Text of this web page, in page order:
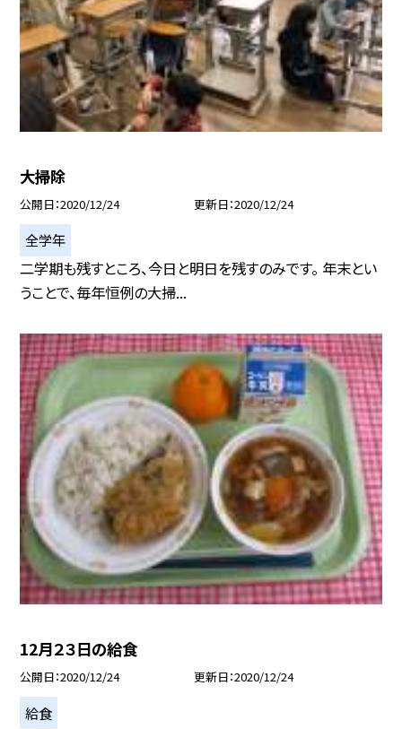
大掃除
公開日 2020/12/24 更新日 2020/12/24
全学年
二学期も残すところ、今日と明日を残すのみです。 年末とい
うことで、毎年恒例の大掃...
12月２３日の給食
公開日 2020/12/24 更新日 2020/12/24
給食